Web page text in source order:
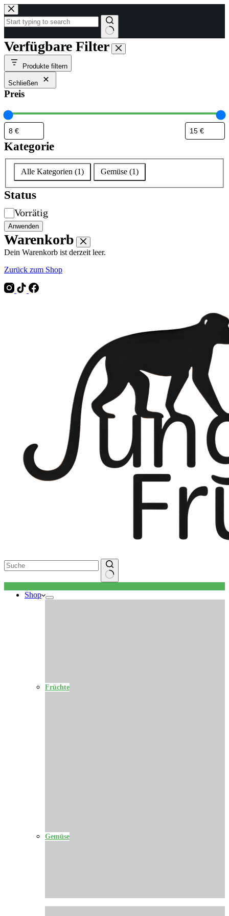
Zum
Inhalt
springen
Keine
Ergebnisse
Verfügbare Filter
Produkte filtern
Schließen
Preis
Kategorie
Kategorie
Alle Kategorien (1) Gemüse (1)
Status
Verfügbarkeit
Vorrätig
Anwenden
Warenkorb
Dein Warenkorb ist derzeit leer.
Zurück zum Shop
Ergebnisse
Shop
Früchte
Gemüse